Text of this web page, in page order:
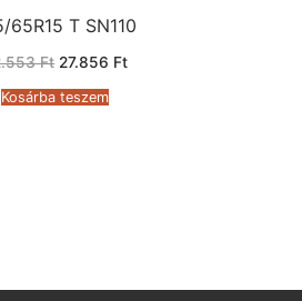
65R15 T SN110
Ft Original
was:
52.553 Ft.
27.856 FtCurrent
Kosárba teszem